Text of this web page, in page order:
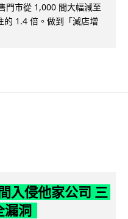
門市從 1,000 間大幅減至
1.4 倍。做到「減店增
入侵他家公司 三
漏洞